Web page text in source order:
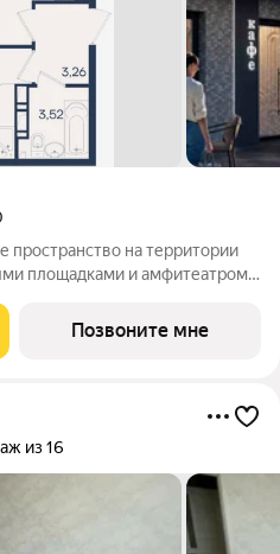
на территории
площадками и амфитеатром.
площадками и зонами
Позвоните мне
из 16